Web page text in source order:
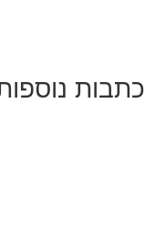
כתבות